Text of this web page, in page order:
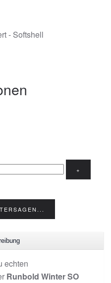
- Softshell
+
echten
Runbold Winter SO